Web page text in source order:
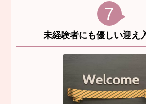
7
未経験者にも優しい迎え